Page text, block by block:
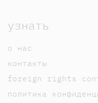
узнать
о нас
контакты
foreign rights
политика